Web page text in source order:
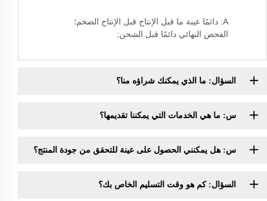
A: دائمًا عينة ما قبل الإنتاج قبل الإنتاج الضخم؛
الفحص النهائي دائمًا قبل الشحن;
السؤال: ما الذي يمكنك شراؤه منا؟
س: ما هي الخدمات التي يمكننا تقديمها؟
س: هل يمكنني الحصول على عينة للتحقق من جودة المنتج؟
السؤال: كم هو وقت التسليم الخاص بك؟